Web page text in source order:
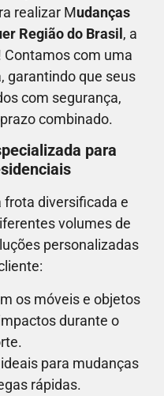
realizar Mudanças
Região do Brasil , a
Contamos com uma
garantindo que seus
com segurança,
combinado.
para
frota diversificada e
volumes de
personalizadas
os móveis e objetos
durante o
para mudanças
rápidas.